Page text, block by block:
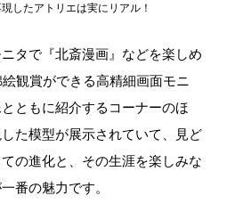
したアトリエは実にリアル！
タで『北斎漫画』などを楽しめ
観賞ができる高精細画面モニ
ともに紹介するコーナーのほ
た模型が展示されていて、見ど
の進化と、その生涯を楽しみな
番の魅力です。